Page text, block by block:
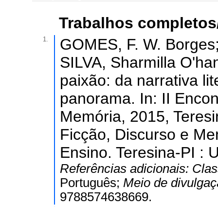
Trabalhos
1.
GOMES, F. W.
SILVA, Sharmilla
paixão: da narrativa
panorama. In: II
Memória, 2015,
Ficção, Discurso e
Ensino. Teresina-PI :
Referências adicionais:
Português; Meio de
9788574638669.